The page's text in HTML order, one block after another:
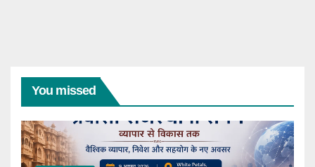
You missed